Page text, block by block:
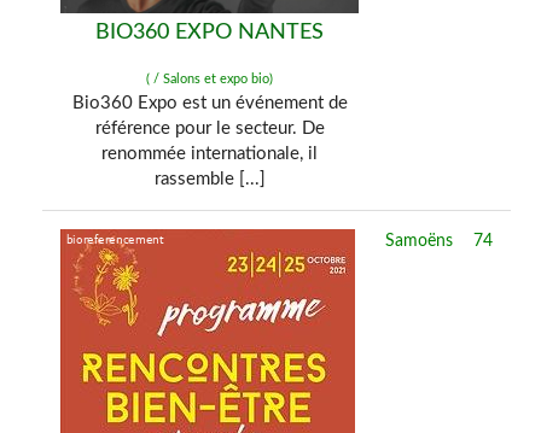
BIO360 EXPO NANTES
( / Salons et expo bio)
Bio360 Expo est un événement de
référence pour le secteur. De
renommée internationale, il
rassemble [...]
Samoëns 74